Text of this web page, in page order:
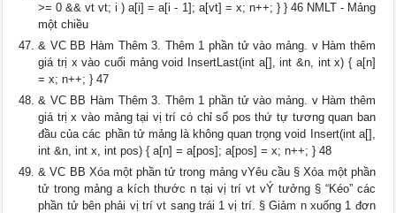
>= 0 && vt vt; i ) a[i] = a[i - 1]; a[vt] = x; n++; } } 46 NMLT - Mảng
một chiều
& VC BB Hàm Thêm 3. Thêm 1 phần tử vào mảng. v Hàm thêm
giá trị x vào cuối mảng void InsertLast(int a[], int &n, int x) { a[n]
= x; n++; } 47
& VC BB Hàm Thêm 3. Thêm 1 phần tử vào mảng. v Hàm thêm
giá trị x vào mảng tại vị trí có chỉ số pos thứ tự tương quan ban
đầu của các phần tử mảng là không quan trọng void Insert(int a[],
int &n, int x, int pos) { a[n] = a[pos]; a[pos] = x; n++; } 48
& VC BB Xóa một phần tử trong mảng vYêu cầu § Xóa một phần
tử trong mảng a kích thước n tại vị trí vt vÝ tưởng § “Kéo” các
phần tử bên phải vị trí vt sang trái 1 vị trí. § Giảm n xuống 1 đơn